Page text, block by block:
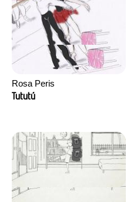
Rosa Peris
Tututú